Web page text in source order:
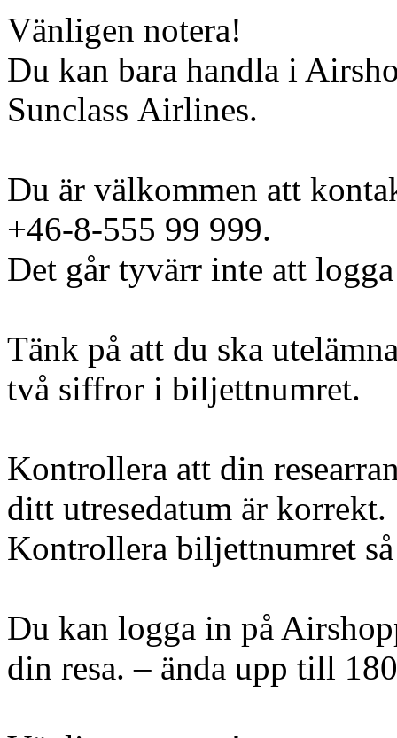
Vänligen notera!
Du kan bara handla i
Sunclass Airlines.
Du är välkommen att
+46-8-555 99 999.
Det går tyvärr inte att
Tänk på att du ska
två siffror i biljettnumret.
Kontrollera att din
ditt utresedatum är korrekt.
Kontrollera biljettnumret
Du kan logga in på
din resa. – ända upp till